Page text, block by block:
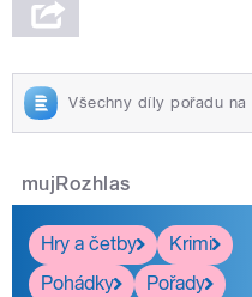
Všechny díly pořadu na
mujRozhlas
Hry a četby
Krimi
Pohádky
Pořady